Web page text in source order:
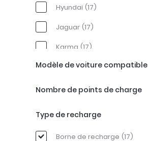
Hyundai (17)
Jaguar (17)
Karma (17)
Kia (17)
Mercedes (17)
Modèle de voiture compatible
Q4 e-tron (1)
Nombre de points de charge
1 (17)
Type de recharge
Borne de recharge (17)